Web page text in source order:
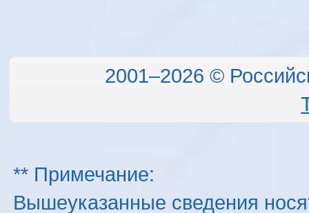
2001–2026 ©
** Примечание:
Вышеуказанные сведения